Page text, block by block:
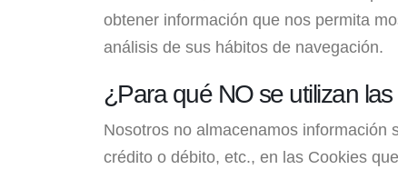
obtener información que nos permita
análisis de sus hábitos de navegación.
¿Para qué NO se utilizan
Nosotros no almacenamos información
crédito o débito, etc., en las Cookies